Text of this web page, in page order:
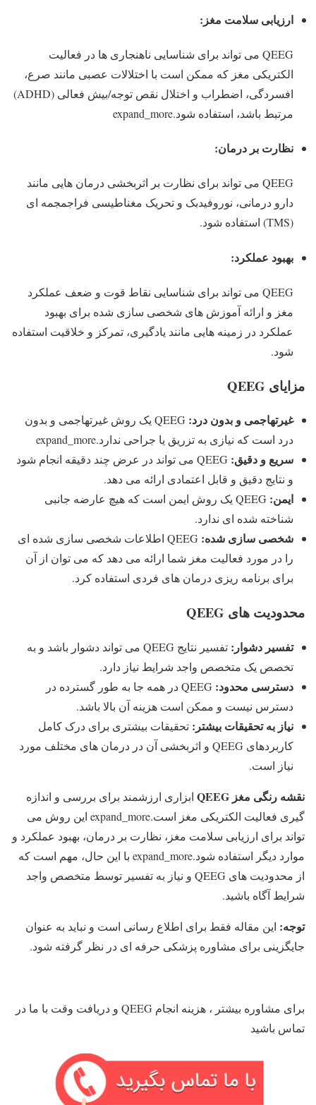
ارزیابی سلامت مغز:
QEEG می تواند برای شناسایی ناهنجاری ها در فعالیت
الکتریکی مغز که ممکن است با اختلالات عصبی مانند صرع،
افسردگی، اضطراب و اختلال نقص توجه/بیش فعالی (ADHD)
مرتبط باشد، استفاده شود.expand_more
نظارت بر درمان:
QEEG می تواند برای نظارت بر اثربخشی درمان هایی مانند
دارو درمانی، نوروفیدبک و تحریک مغناطیسی فراجمجمه ای
(TMS) استفاده شود.
بهبود عملکرد:
QEEG می تواند برای شناسایی نقاط قوت و ضعف عملکرد
مغز و ارائه آموزش های شخصی سازی شده برای بهبود
عملکرد در زمینه هایی مانند یادگیری، تمرکز و خلاقیت استفاده
شود.
مزایای QEEG
غیرتهاجمی و بدون درد:
QEEG یک روش غیرتهاجمی و بدون
درد است که نیازی به تزریق یا جراحی ندارد.expand_more
سریع و دقیق:
QEEG می تواند در عرض چند دقیقه انجام شود
و نتایج دقیق و قابل اعتمادی ارائه می دهد.
ایمن:
QEEG یک روش ایمن است که هیچ عارضه جانبی
شناخته شده ای ندارد.
شخصی سازی شده:
QEEG اطلاعات شخصی سازی شده ای
را در مورد فعالیت مغز شما ارائه می دهد که می توان از آن
برای برنامه ریزی درمان های فردی استفاده کرد.
محدودیت های QEEG
تفسیر دشوار:
تفسیر نتایج QEEG می تواند دشوار باشد و به
تخصص یک متخصص واجد شرایط نیاز دارد.
دسترسی محدود:
QEEG در همه جا به طور گسترده در
دسترس نیست و ممکن است هزینه آن بالا باشد.
نیاز به تحقیقات بیشتر: تحقیقات بیشتری برای درک کامل
کاربردهای QEEG و اثربخشی آن در درمان های مختلف مورد
نیاز است.
نقشه رنگی مغز QEEG
ابزاری ارزشمند برای بررسی و اندازه
گیری فعالیت الکتریکی مغز است.expand_more این روش می
تواند برای ارزیابی سلامت مغز، نظارت بر درمان، بهبود عملکرد و
موارد دیگر استفاده شود.expand_more با این حال، مهم است که
از محدودیت های QEEG و نیاز به تفسیر توسط متخصص واجد
شرایط آگاه باشید.
توجه: این مقاله فقط برای اطلاع رسانی است و نباید به عنوان
جایگزینی برای مشاوره پزشکی حرفه ای در نظر گرفته شود.
برای مشاوره بیشتر ، هزینه انجام QEEG و دریافت وقت با ما در
تماس باشید